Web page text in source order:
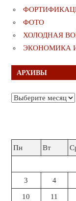
ФОТО
ХОЛОДНАЯ
ЭКОНОМИКА
АРХИВЫ
Архивы
Пн
Вт
3 4
10 11